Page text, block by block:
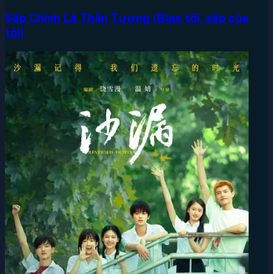
Sếp Chính Là Thần Tượng (Bias tôi, sếp của
tôi)